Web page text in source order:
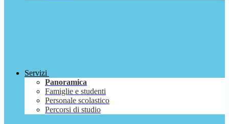
Servizi
Panoramica
Famiglie e studenti
Personale scolastico
Percorsi di studio